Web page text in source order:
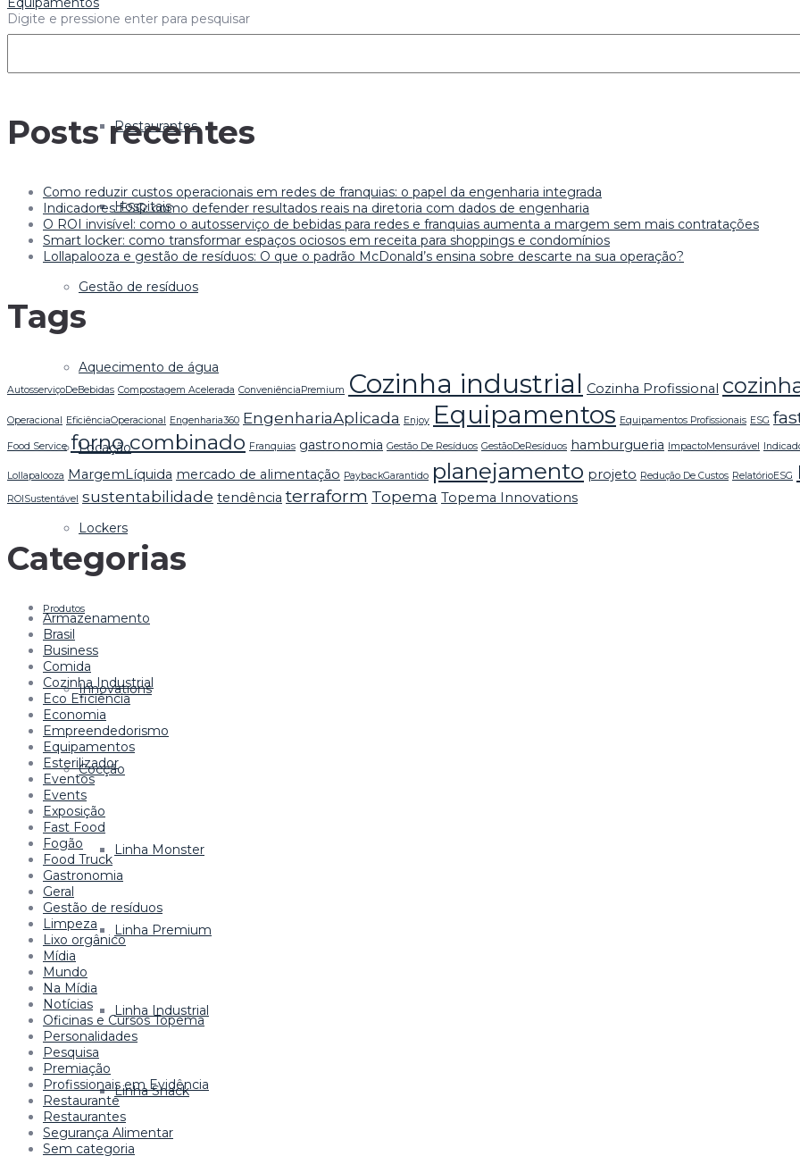
Restaurantes
Hospitais
Gestão de resíduos
Aquecimento de água
Locação
Lockers
Produtos
Innovations
Cocção
Linha Monster
Linha Premium
Linha Industrial
Linha Snack
Digite e pressione enter para pesquisar
Posts recentes
Como reduzir custos operacionais em redes de franquias: o papel da engenharia integrada
Indicadores ESG: como defender resultados reais na diretoria com dados de engenharia
O ROI invisível: como o autosserviço de bebidas para redes e franquias aumenta a margem sem mais contratações
Smart locker: como transformar espaços ociosos em receita para shoppings e condomínios
Lollapalooza e gestão de resíduos: O que o padrão McDonald’s ensina sobre descarte na sua operação?
Tags
AutosserviçoDeBebidas Compostagem Acelerada ConveniênciaPremium Cozinha industrial Cozinha Profissional
Operacional EficiênciaOperacional Engenharia360 EngenhariaAplicada Enjoy Equipamentos Equipamentos Profissionais ESG
Food Service forno combinado Franquias gastronomia Gestão De Resíduos GestãoDeResíduos hamburgueria ImpactoMensurável
Lollapalooza MargemLíquida mercado de alimentação PaybackGarantido planejamento projeto Redução De Custos RelatórioESG
ROISustentável sustentabilidade tendência terraform Topema Topema Innovations
Categorias
Armazenamento
Brasil
Business
Comida
Cozinha Industrial
Eco Eficiência
Economia
Empreendedorismo
Equipamentos
Esterilizador
Eventos
Events
Exposição
Fast Food
Fogão
Food Truck
Gastronomia
Geral
Gestão de resíduos
Limpeza
Lixo orgânico
Mídia
Mundo
Na Mídia
Notícias
Oficinas e Cursos Topema
Personalidades
Pesquisa
Premiação
Profissionais em Evidência
Restaurante
Restaurantes
Segurança Alimentar
Sem categoria